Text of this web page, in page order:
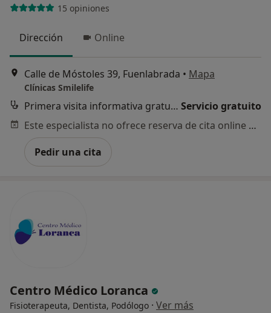
15 opiniones
Dirección Online
Calle de Móstoles 39, Fuenlabrada • Mapa
Clínicas Smilelife
Primera visita informativa gratuita Servicio gratuito
Este especialista no ofrece reserva de cita online en esta dirección.
Pedir una cita
Centro Médico Loranca
Fisioterapeuta, Dentista, Podólogo · Ver más